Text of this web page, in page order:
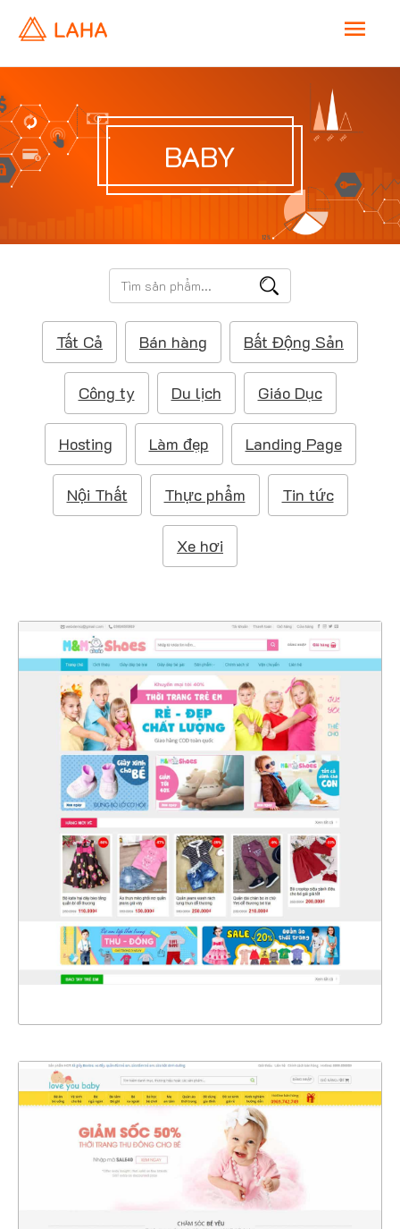
M
a
i
n
n
u
BABY
T
ì
m
i
ế
m
Tất Cả Bán hàng Bất Động Sản
Công ty Du lịch Giáo Dục
Hosting Làm đẹp Landing Page
Nội Thất Thực phẩm Tin tức
Xe hơi
4325
CHI TIẾT
XEM THỰC TẾ